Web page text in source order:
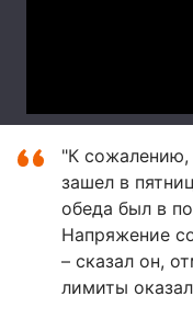
"К сожалению,
зашел в
обеда был в
Напряжение
– сказал он,
лимиты